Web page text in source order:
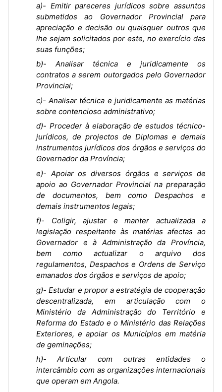
a)- Emitir pareceres jurídicos sobre assuntos
submetidos ao Governador Provincial para
apreciação e decisão ou quaisquer outros que
lhe sejam solicitados por este, no exercício das
suas funções;
b)- Analisar técnica e juridicamente os
contratos a serem outorgados pelo Governador
Provincial;
c)- Analisar técnica e juridicamente as matérias
sobre contencioso administrativo;
d)- Proceder à elaboração de estudos técnico-
jurídicos, de projectos de Diplomas e demais
instrumentos jurídicos dos órgãos e serviços do
Governador da Província;
e)- Apoiar os diversos órgãos e serviços de
apoio ao Governador Provincial na preparação
de documentos, bem como Despachos e
demais instrumentos legais;
f)- Coligir, ajustar e manter actualizada a
legislação respeitante às matérias afectas ao
Governador e à Administração da Província,
bem como actualizar o arquivo dos
regulamentos, Despachos e Ordens de Serviço
emanados dos órgãos e serviços de apoio;
g)- Estudar e propor a estratégia de cooperação
descentralizada, em articulação com o
Ministério da Administração do Território e
Reforma do Estado e o Ministério das Relações
Exteriores, e apoiar os Municípios em matéria
de geminações;
h)- Articular com outras entidades o
intercâmbio com as organizações internacionais
que operam em Angola.